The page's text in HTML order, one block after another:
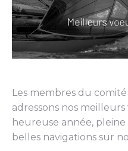
Les membres du
adressons nos
heureuse année, pleine
belles navigations sur